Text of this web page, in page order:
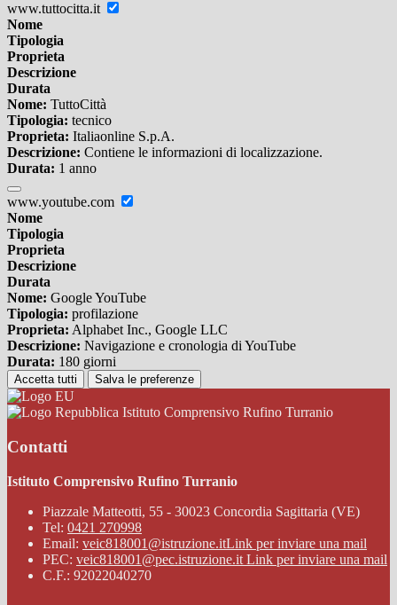
www.tuttocitta.it
Nome
Tipologia
Proprieta
Descrizione
Durata
Nome: TuttoCittà
Tipologia: tecnico
Proprieta: Italiaonline S.p.A.
Descrizione: Contiene le informazioni di localizzazione.
Durata: 1 anno
www.youtube.com
Nome
Tipologia
Proprieta
Descrizione
Durata
Nome: Google YouTube
Tipologia: profilazione
Proprieta: Alphabet Inc., Google LLC
Descrizione: Navigazione e cronologia di YouTube
Durata: 180 giorni
Accetta tutti Salva le preferenze
Istituto Comprensivo Rufino Turranio
Contatti
Istituto Comprensivo Rufino Turranio
Piazzale Matteotti, 55 - 30023 Concordia Sagittaria (VE)
Tel: 0421 270998
Email: veic818001@istruzione.itLink per inviare una mail
PEC: veic818001@pec.istruzione.it Link per inviare una mail
C.F.: 92022040270